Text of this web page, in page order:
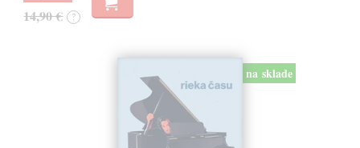
14,90 € ?
na sklade